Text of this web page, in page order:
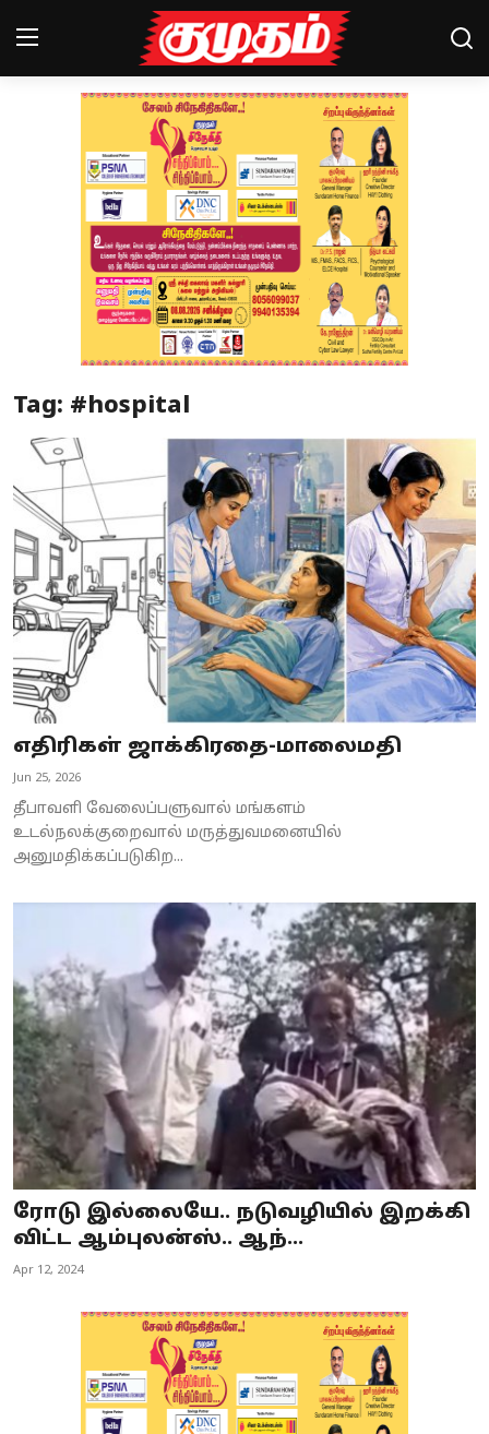
Magazines
Special Story
Business
Crime
Tamilnadu
National
World
Astrology
Spirituality
Weather
Politics
Tag: #hospital
எதிரிகள் ஜாக்கிரதை-மாலைமதி
Jun 25, 2026
தீபாவளி வேலைப்பளுவால் மங்களம்
உடல்நலக்குறைவால் மருத்துவமனையில்
அனுமதிக்கப்படுகிற...
ரோடு இல்லையே.. நடுவழியில் இறக்கி
விட்ட ஆம்புலன்ஸ்.. ஆந்...
Apr 12, 2024